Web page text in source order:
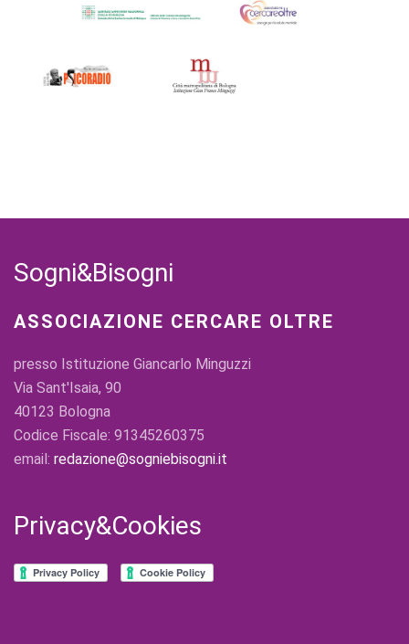
Sogni&Bisogni
ASSOCIAZIONE CERCARE OLTRE
presso Istituzione Giancarlo Minguzzi
Via Sant'Isaia, 90
40123 Bologna
Codice Fiscale: 91345260375
email: redazione@sogniebisogni.it
Privacy&Cookies